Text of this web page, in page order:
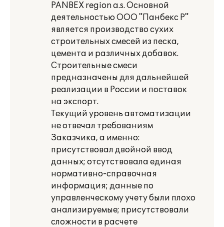
PANBEX region a.s. Основной
деятельностью ООО "Панбекс Р"
является производство сухих
строительных смесей из песка,
цемента и различных добавок.
Строительные смеси
предназначены для дальнейшей
реализации в России и поставок
на экспорт.
Текущий уровень автоматизации
не отвечал требованиям
Заказчика, а именно:
присутствовал двойной ввод
данных; отсутствовала единая
нормативно-справочная
информация; данные по
управленческому учету были плохо
анализируемые; присутствовали
сложности в расчете